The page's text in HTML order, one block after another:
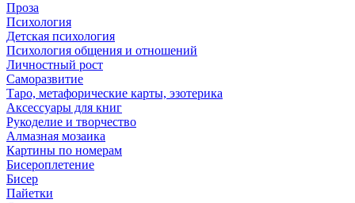
Проза
Психология
Детская психология
Психология общения и отношений
Личностный рост
Саморазвитие
Таро, метафорические карты, эзотерика
Аксессуары для книг
Рукоделие и творчество
Алмазная мозаика
Картины по номерам
Бисероплетение
Бисер
Пайетки